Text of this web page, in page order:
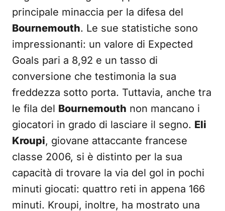
principale minaccia per la difesa del
Bournemouth. Le sue statistiche sono
impressionanti: un valore di Expected
Goals pari a 8,92 e un tasso di
conversione che testimonia la sua
freddezza sotto porta. Tuttavia, anche tra
le fila del Bournemouth non mancano i
giocatori in grado di lasciare il segno. Eli
Kroupi, giovane attaccante francese
classe 2006, si è distinto per la sua
capacità di trovare la via del gol in pochi
minuti giocati: quattro reti in appena 166
minuti. Kroupi, inoltre, ha mostrato una